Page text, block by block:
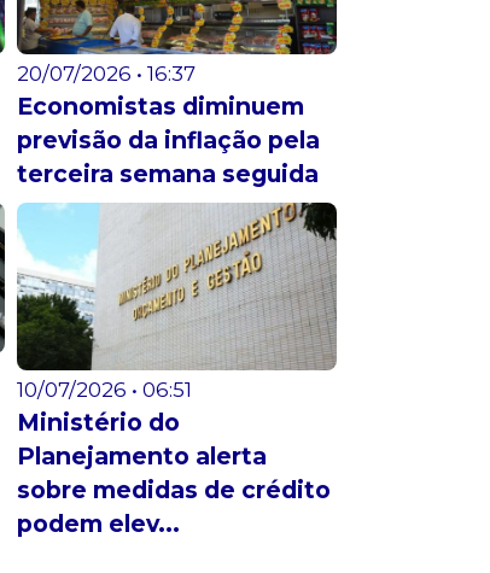
20/07/2026 • 16:37
Economistas diminuem
previsão da inflação pela
terceira semana seguida
10/07/2026 • 06:51
Ministério do
Planejamento alerta
sobre medidas de crédito
podem elev...